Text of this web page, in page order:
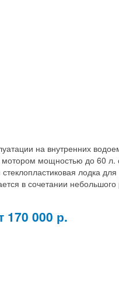
на внутренних
мощностью до 60
лодка
в сочетании
170 000 р.